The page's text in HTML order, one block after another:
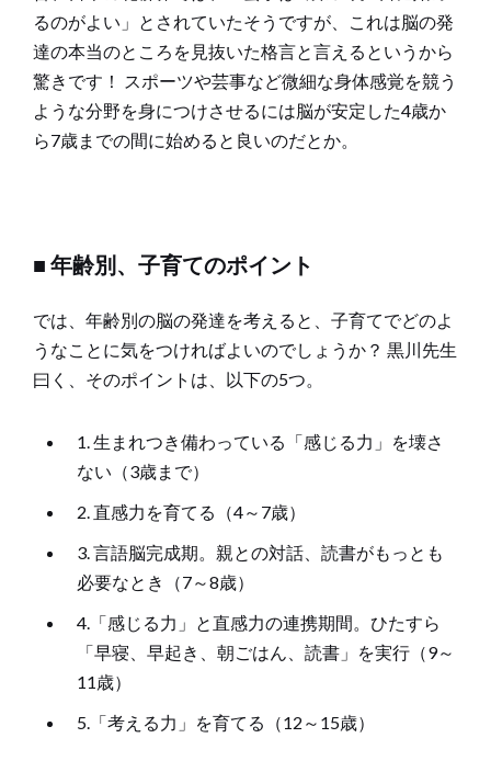
るのがよい」とされていたそうですが、これは脳の発
達の本当のところを見抜いた格言と言えるというから
驚きです！ スポーツや芸事など微細な身体感覚を競う
ような分野を身につけさせるには脳が安定した4歳か
ら7歳までの間に始めると良いのだとか。
■ 年齢別、子育てのポイント
では、年齢別の脳の発達を考えると、子育てでどのよ
うなことに気をつければよいのでしょうか？ 黒川先生
曰く、そのポイントは、以下の5つ。
1. 生まれつき備わっている「感じる力」を壊さ
ない（3歳まで）
2. 直感力を育てる（4～7歳）
3. 言語脳完成期。親との対話、読書がもっとも
必要なとき（7～8歳）
4.「感じる力」と直感力の連携期間。ひたすら
「早寝、早起き、朝ごはん、読書」を実行（9～
11歳）
5.「考える力」を育てる（12～15歳）